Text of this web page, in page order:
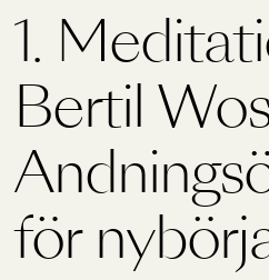
Digitalt behovstest
1.
Bertil
för